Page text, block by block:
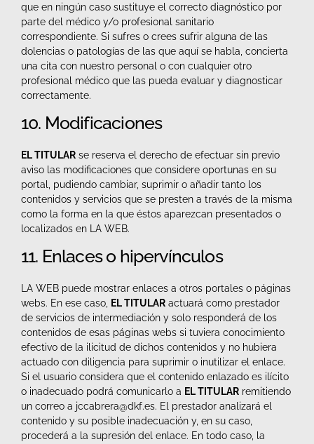
que en ningún caso sustituye el correcto diagnóstico por
parte del médico y/o profesional sanitario
correspondiente. Si sufres o crees sufrir alguna de las
dolencias o patologías de las que aquí se habla, concierta
una cita con nuestro personal o con cualquier otro
profesional médico que las pueda evaluar y diagnosticar
correctamente.
10. Modificaciones
EL TITULAR se reserva el derecho de efectuar sin previo
aviso las modificaciones que considere oportunas en su
portal, pudiendo cambiar, suprimir o añadir tanto los
contenidos y servicios que se presten a través de la misma
como la forma en la que éstos aparezcan presentados o
localizados en LA WEB.
11. Enlaces o hipervínculos
LA WEB puede mostrar enlaces a otros portales o páginas
webs. En ese caso,
EL TITULAR actuará como prestador
de servicios de intermediación y solo responderá de los
contenidos de esas páginas webs si tuviera conocimiento
efectivo de la ilicitud de dichos contenidos y no hubiera
actuado con diligencia para suprimir o inutilizar el enlace.
Si el usuario considera que el contenido enlazado es ilícito
o inadecuado podrá comunicarlo a EL TITULAR remitiendo
un correo a jccabrera@dkf.es. El prestador analizará el
contenido y su posible inadecuación y, en su caso,
procederá a la supresión del enlace. En todo caso, la